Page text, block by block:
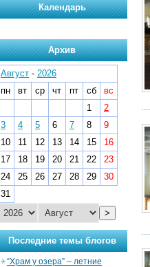
Календарь
Архив
Август - 2026
пн
вт ср чт пт сб
вс
1
2
3
4 5 6 7 8
9
10
11 12 13 14 15
16
17
18 19 20 21 22
23
24
25 26 27 28 29
30
31
>
Последние темы блогов
“Храм у озера” – летние